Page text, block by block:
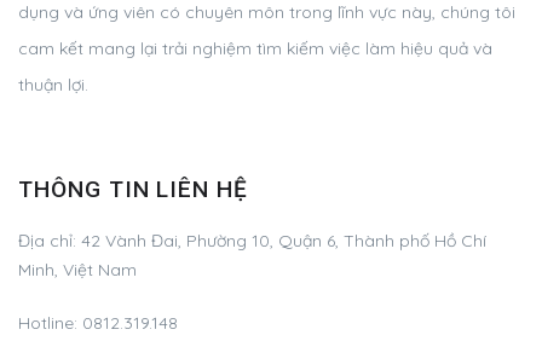
dụng và ứng viên có chuyên môn trong lĩnh vực này, chúng tôi
cam kết mang lại trải nghiệm tìm kiếm việc làm hiệu quả và
thuận lợi.
THÔNG TIN LIÊN HỆ
Địa chỉ: 42 Vành Đai, Phường 10, Quận 6, Thành phố Hồ Chí
Minh, Việt Nam
Hotline: 0812.319.148